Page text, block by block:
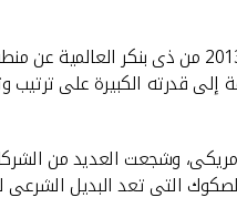
إلى قدرته الكبيرة على
وشجعت العديد من
التى تعد البديل الشرعى